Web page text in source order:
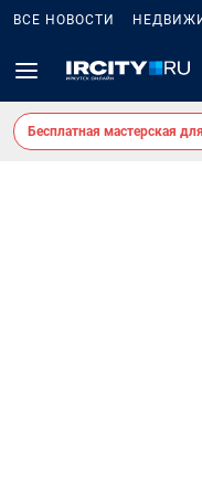
ВСЕ НОВОСТИ
Бесплатная мастерская